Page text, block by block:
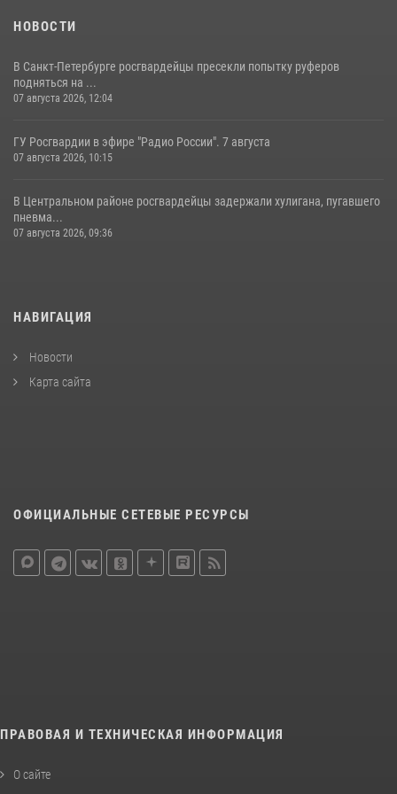
НОВОСТИ
В Санкт-Петербурге росгвардейцы пресекли попытку руферов
подняться на ...
07 августа 2026, 12:04
ГУ Росгвардии в эфире "Радио России". 7 августа
07 августа 2026, 10:15
В Центральном районе росгвардейцы задержали хулигана, пугавшего
пневма...
07 августа 2026, 09:36
НАВИГАЦИЯ
Новости
Карта сайта
ОФИЦИАЛЬНЫЕ СЕТЕВЫЕ РЕСУРСЫ
ПРАВОВАЯ И ТЕХНИЧЕСКАЯ ИНФОРМАЦИЯ
О сайте